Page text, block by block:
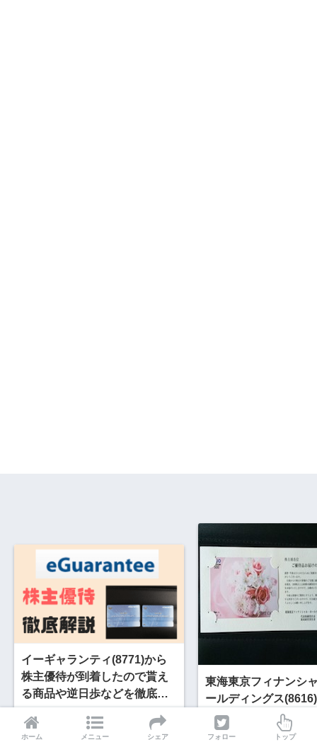
イーギャランティ(8771)から
株主優待が到着したので貰え
る商品や逆日歩などを徹底解
説!!
東海東京フィナンシ
ールディングス
優待を徹底紹介!! 優
残念な銘柄に…
ホーム メニュー シェア フォロー トップ